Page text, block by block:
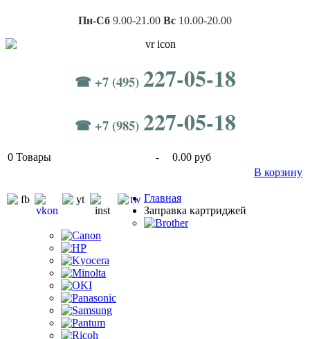
Пн-Сб 9.00-21.00 Вс 10.00-20.00
☎ +7 (495) 227-05-18
☎ +7 (985) 227-05-18
0 Товары -
0.00 руб
В корзину
Главная
Заправка картриджей